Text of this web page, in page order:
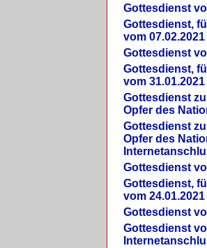
Gottesdienst
Gottesdienst,
vom 07.02.2021
Gottesdienst
Gottesdienst,
vom 31.01.2021
Gottesdienst
Opfer des
Gottesdienst
Opfer des
Gottesdienst
Gottesdienst,
vom 24.01.2021
Gottesdienst
Gottesdienst